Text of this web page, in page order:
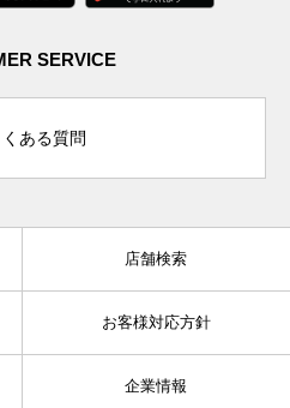
SERVICE
くある質問
店舗検索
お客様対応方針
企業情報